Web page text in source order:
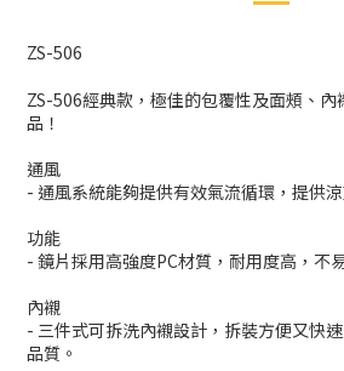
ZS-506
ZS-506經典款，極佳的包覆性及面頰、內
品！
通風
- 通風系統能夠提供有效氣流循環，提供
功能
- 鏡片採用高強度PC材質，耐用度高，不
內襯
- 三件式可拆洗內襯設計，拆裝方便又快
品質。